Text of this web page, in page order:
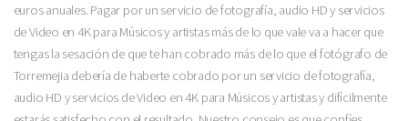
euros anuales. Pagar por un servicio de fotografía, audio HD y servicios
de Video en 4K para Músicos y artistas más de lo que vale va a hacer que
tengas la sesación de que te han cobrado más de lo que el fotógrafo de
Torremejia debería de haberte cobrado por un servicio de fotografía,
audio HD y servicios de Video en 4K para Músicos y artistas y difícilmente